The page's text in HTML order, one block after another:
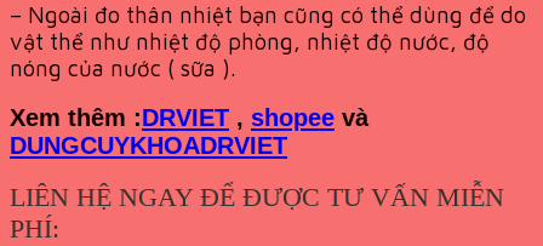
– Ngoài đo thân nhiệt bạn cũng có thể dùng để do
vật thể như nhiệt độ phòng, nhiệt độ nước, độ
nóng của nước ( sữa ).
Xem thêm :DRVIET , shopee và
DUNGCUYKHOADRVIET
LIÊN HỆ NGAY ĐỂ ĐƯỢC TƯ VẤN MIỄN
PHÍ: